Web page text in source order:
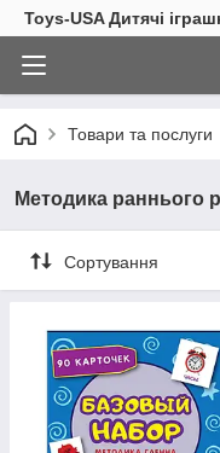
Toys-USA Дитячі
Товари та послуги
Методика раннього
Сортування